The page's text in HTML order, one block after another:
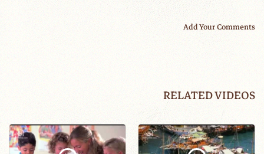
Add Your Comments
RELATED VIDEOS